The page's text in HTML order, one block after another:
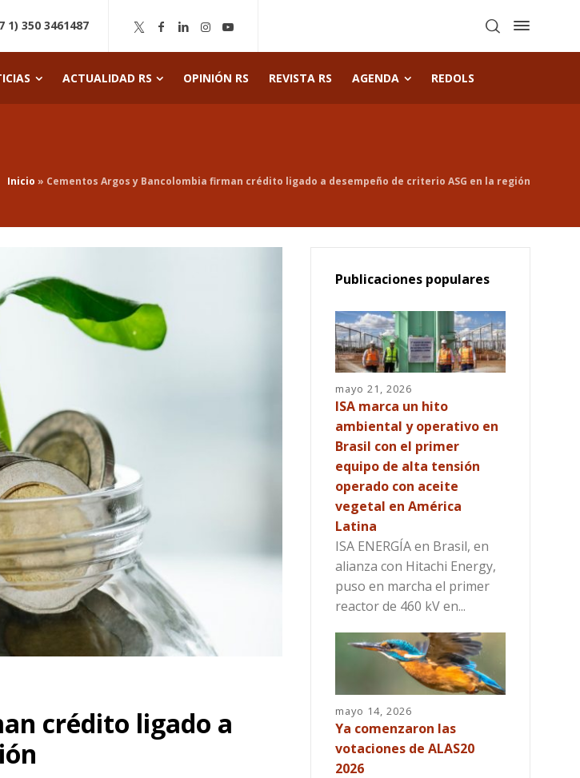
1) 350 3461487
ACTUALIDAD RS OPINIÓN RS REVISTA RS AGENDA REDOLS
Inicio » Cementos Argos y Bancolombia firman crédito ligado a desempeño de criterio ASG en la región
crédito ligado a
Publicaciones populares
mayo 21, 2026
ISA marca un hito
ambiental y operativo en
Brasil con el primer
equipo de alta tensión
operado con aceite
vegetal en América
Latina
ISA ENERGÍA en Brasil, en
alianza con Hitachi Energy,
puso en marcha el primer
reactor de 460 kV en...
mayo 14, 2026
Ya comenzaron las
votaciones de ALAS20
2026